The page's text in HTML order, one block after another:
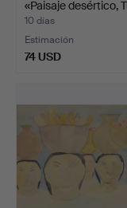
«Paisaje desértico,
10 días
Estimación
74 USD